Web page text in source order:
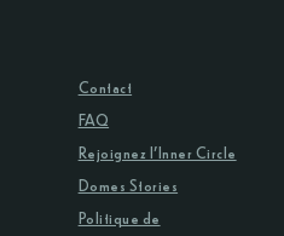
Contact
FAQ
Rejoignez l’Inner Circle
Domes Stories
Politique de